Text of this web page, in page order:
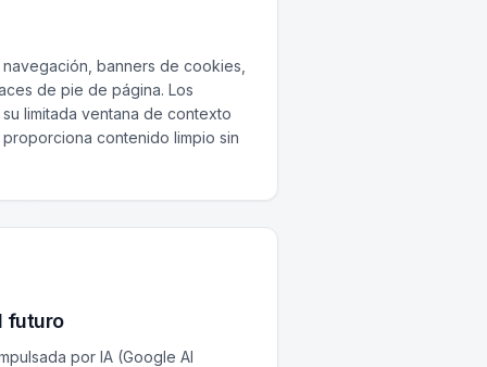
banners de cookies,
de pie de página. Los
limitada ventana de contexto
contenido limpio sin
futuro
por IA (Google AI